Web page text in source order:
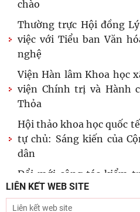
chào
Thường trực Hội đồng
việc với Tiểu ban Văn
nghệ
Viện Hàn lâm Khoa học
viện Chính trị và Hành
Thỏa
Hội thảo khoa học quốc
tự chủ: Sáng kiến của
dân
Đổi mới công tác kiểm
Viện Nhà nước và Pháp
cương
LIÊN KẾT WEB SITE